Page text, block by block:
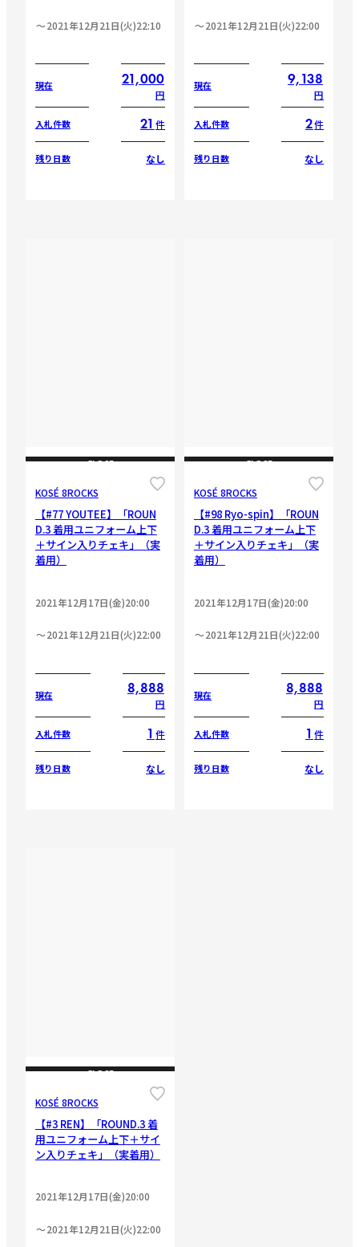
2021年12月21日(火)22:10
現在 21,000
円
入札件数 21 件
残り日数 なし
2021年12月21日(火)22:00
現在 9,138
円
入札件数 2件
残り日数 なし
CLOSE
KOSÉ 8ROCKS
【#77 YOUTEE】「ROUN
D.3 着用ユニフォーム上下
＋サイン入りチェキ」（実
着用）
2021年12月17日(金)20:00
2021年12月21日(火)22:00
現在 8,888
円
入札件数 1 件
残り日数 なし
CLOSE
KOSÉ 8ROCKS
【#98 Ryo-spin】「ROUN
D.3 着用ユニフォーム上下
＋サイン入りチェキ」（実
着用）
2021年12月17日(金)20:00
2021年12月21日(火)22:00
現在 8,888
円
入札件数 1 件
残り日数 なし
CLOSE
KOSÉ 8ROCKS
【#3 REN】「ROUND.3 着
用ユニフォーム上下＋サイ
ン入りチェキ」（実着用）
2021年12月17日(金)20:00
2021年12月21日(火)22:00